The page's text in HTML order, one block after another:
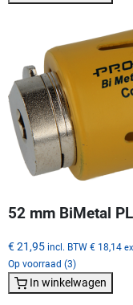
52 mm BiMetal
€ 21,95 incl. BTW € 18,14
Op voorraad (3)
In winkelwagen